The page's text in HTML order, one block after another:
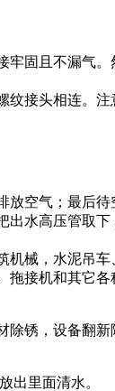
固且不漏气
接头相连。注
空气；最后
水高压管取
机械 ，水泥吊
接机和其它
除锈，设备翻新
出里面清水。